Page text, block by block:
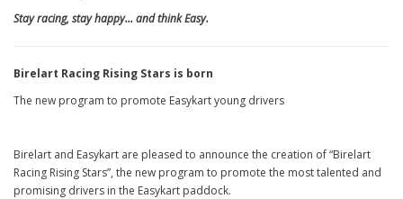
Stay racing, stay happy… and think Easy.
Birelart Racing Rising Stars is born
The new program to promote Easykart young drivers
Birelart and Easykart are pleased to announce the creation of “Birelart
Racing Rising Stars”, the new program to promote the most talented and
promising drivers in the Easykart paddock.